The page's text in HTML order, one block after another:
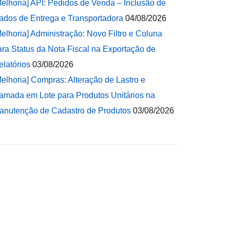
API: Pedidos de Venda – Inclusão de
de Entrega e Transportadora 04/08/2026
Administração: Novo Filtro e Coluna
Status da Nota Fiscal na Exportação de
03/08/2026
Compras: Alteração de Lastro e
em Lote para Produtos Unitários na
de Cadastro de Produtos 03/08/2026